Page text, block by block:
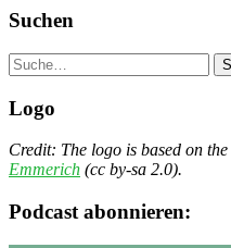
Suchen
Suche
Logo
Credit: The logo is based on the
Emmerich (cc by-sa 2.0).
Podcast abonnieren: